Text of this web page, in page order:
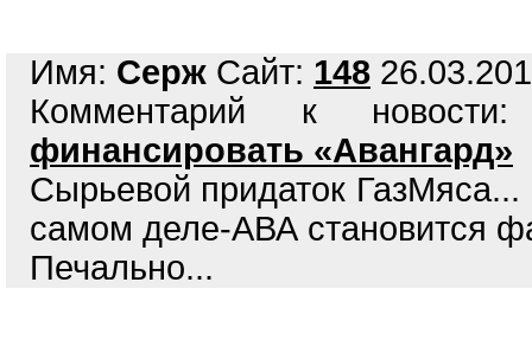
Имя: Серж Сайт: 148
Комментарий к
финансировать «Авангард»
Сырьевой придаток
самом деле-АВА становится
Печально...